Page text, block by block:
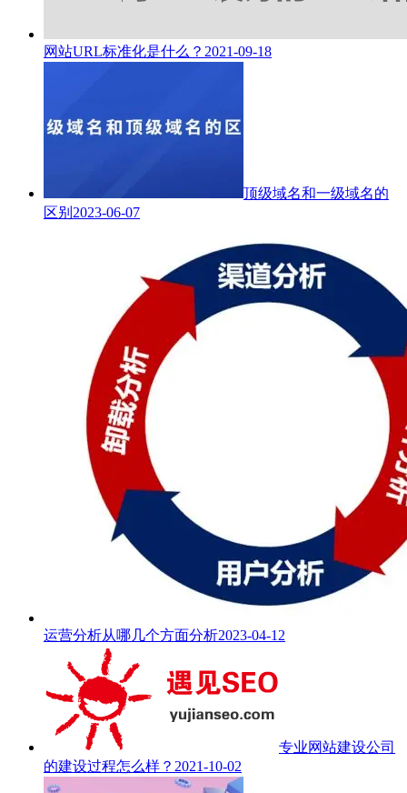
网站URL标准化是什么？ 2021-09-18
顶级域名和一级域名的
区别 2023-06-07
运营分析从哪几个方面分析2023-04-12
专业网站建设公司
的建设过程怎么样？ 2021-10-02